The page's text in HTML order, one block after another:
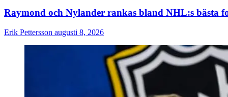
Raymond och Nylander rankas bland NHL:s bästa
Erik Pettersson augusti 8, 2026